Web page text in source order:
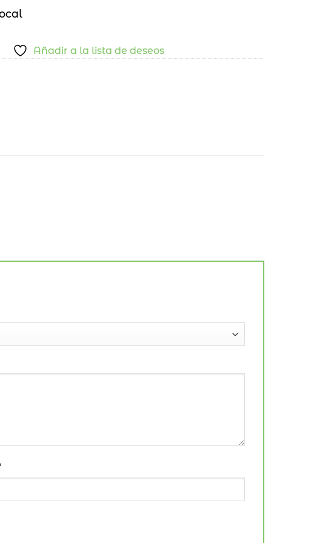
Añadir a la lista de deseos